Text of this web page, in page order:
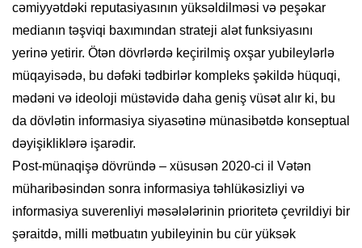
cəmiyyətdəki reputasiyasının yüksəldilməsi və peşəkar
medianın təşviqi baxımından strateji alət funksiyasını
yerinə yetirir. Ötən dövrlərdə keçirilmiş oxşar yubileylərlə
müqayisədə, bu dəfəki tədbirlər kompleks şəkildə hüquqi,
mədəni və ideoloji müstəvidə daha geniş vüsət alır ki, bu
da dövlətin informasiya siyasətinə münasibətdə konseptual
dəyişikliklərə işarədir.
Post-münaqişə dövründə – xüsusən 2020-ci il Vətən
müharibəsindən sonra informasiya təhlükəsizliyi və
informasiya suverenliyi məsələlərinin prioritetə çevrildiyi bir
şəraitdə, milli mətbuatın yubileyinin bu cür yüksək